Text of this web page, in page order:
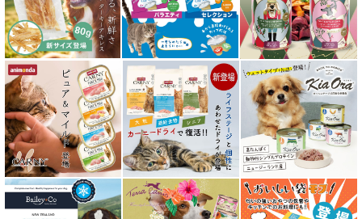
素材そのまま
アイファクトリーおやつ
アタスキャット Aatas Cat
アディクション Addiction
アニモンダ ANIMONDA